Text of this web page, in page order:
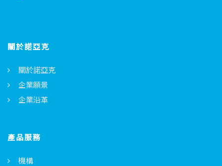
關於諾亞克
關於諾亞克
企業願景
企業沿革
產品服務
機構